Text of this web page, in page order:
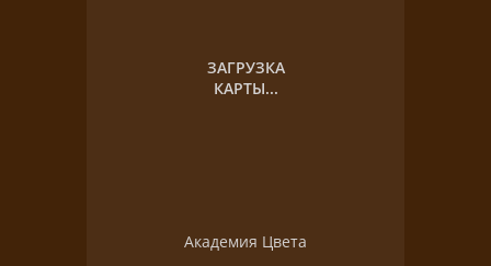
ЗАГРУЗКА
КАРТЫ...
Академия Цвета